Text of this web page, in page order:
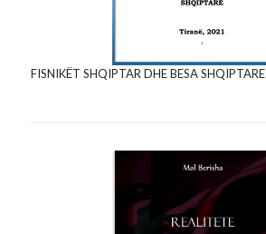
FISNIKËT SHQIPTAR DHE BESA SHQIPTARE